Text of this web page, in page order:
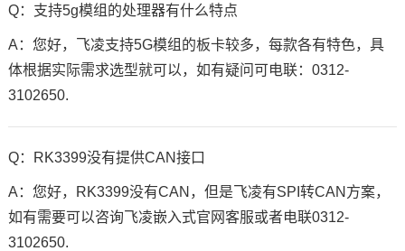
Q：支持5g模组的处理器有什么特点
A：您好，飞凌支持5G模组 的板卡较多，每款各有特色，具
体根据实际需求选型就可以，如有疑问可电联：0312-
3102650.
Q： RK3399没有提供CAN接口
A：您好，RK3399没有CAN，但是飞凌有SPI 转CAN方案，
如有需要可以咨询飞凌嵌入式官网客服或者电联0312-
3102650.